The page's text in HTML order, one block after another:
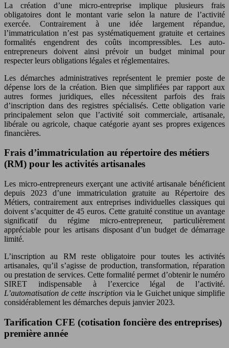
La création d’une micro-entreprise implique plusieurs frais
obligatoires dont le montant varie selon la nature de l’activité
exercée. Contrairement à une idée largement répandue,
l’immatriculation n’est pas systématiquement gratuite et certaines
formalités engendrent des coûts incompressibles. Les auto-
entrepreneurs doivent ainsi prévoir un budget minimal pour
respecter leurs obligations légales et réglementaires.
Les démarches administratives représentent le premier poste de
dépense lors de la création. Bien que simplifiées par rapport aux
autres formes juridiques, elles nécessitent parfois des frais
d’inscription dans des registres spécialisés. Cette obligation varie
principalement selon que l’activité soit commerciale, artisanale,
libérale ou agricole, chaque catégorie ayant ses propres exigences
financières.
Frais d’immatriculation au répertoire des métiers
(RM) pour les activités artisanales
Les micro-entrepreneurs exerçant une activité artisanale bénéficient
depuis 2023 d’une immatriculation gratuite au Répertoire des
Métiers, contrairement aux entreprises individuelles classiques qui
doivent s’acquitter de 45 euros. Cette gratuité constitue un avantage
significatif du régime micro-entrepreneur, particulièrement
appréciable pour les artisans disposant d’un budget de démarrage
limité.
L’inscription au RM reste obligatoire pour toutes les activités
artisanales, qu’il s’agisse de production, transformation, réparation
ou prestation de services. Cette formalité permet d’obtenir le numéro
SIRET indispensable à l’exercice légal de l’activité.
L’automatisation de cette inscription via le Guichet unique simplifie
considérablement les démarches depuis janvier 2023.
Tarification CFE (cotisation foncière des entreprises)
première année